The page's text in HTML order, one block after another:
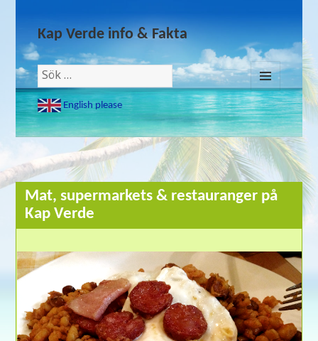
Kap Verde info & Fakta
Sök
efter:
English please
MENY
OCH
WIDGETS
Mat, supermarkets & restauranger på
Kap Verde